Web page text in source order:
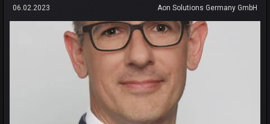
06.02.2023 Aon Solutions Germany GmbH